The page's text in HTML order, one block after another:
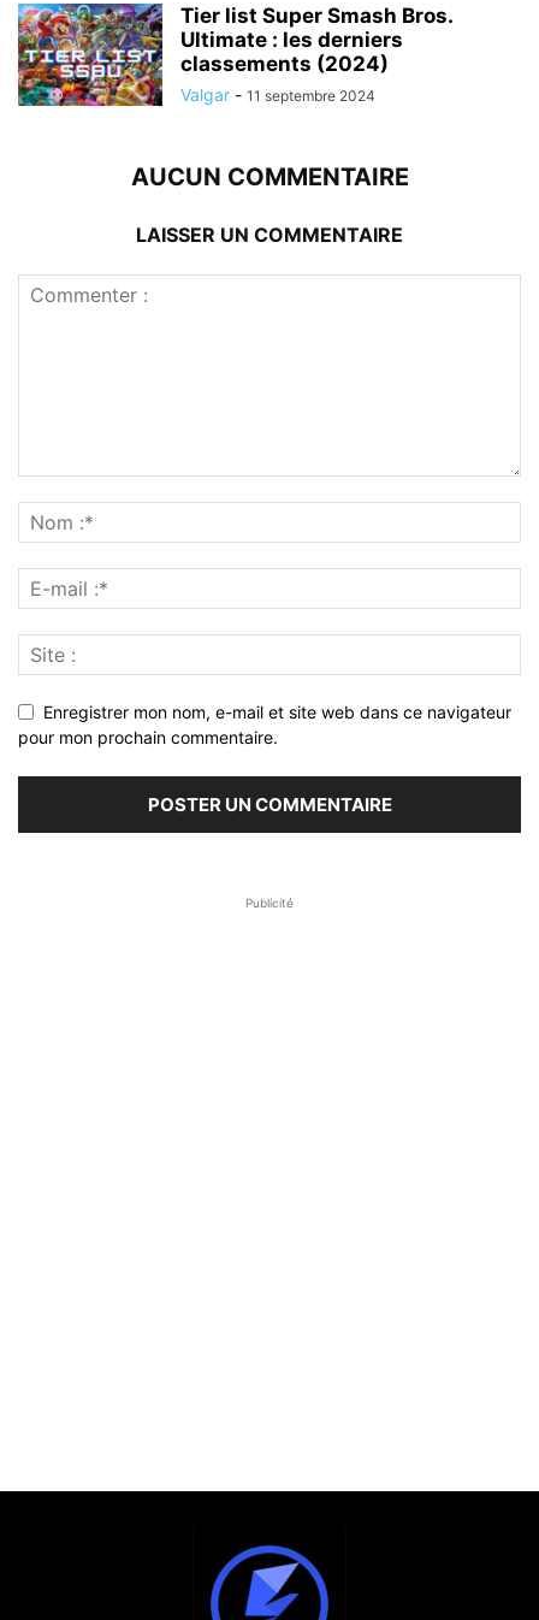
Tier list Super Smash Bros.
Ultimate : les derniers
classements (2024)
Valgar - 11 septembre 2024
AUCUN COMMENTAIRE
LAISSER UN COMMENTAIRE
Enregistrer mon nom, e-mail et site web dans ce navigateur
pour mon prochain commentaire.
Publicité